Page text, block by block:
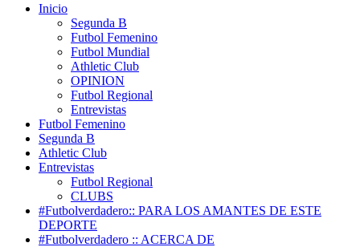
Inicio
Segunda B
Futbol Femenino
Futbol Mundial
Athletic Club
OPINION
Futbol Regional
Entrevistas
Futbol Femenino
Segunda B
Athletic Club
Entrevistas
Futbol Regional
CLUBS
#Futbolverdadero:: PARA LOS AMANTES DE ESTE
DEPORTE
#Futbolverdadero :: ACERCA DE